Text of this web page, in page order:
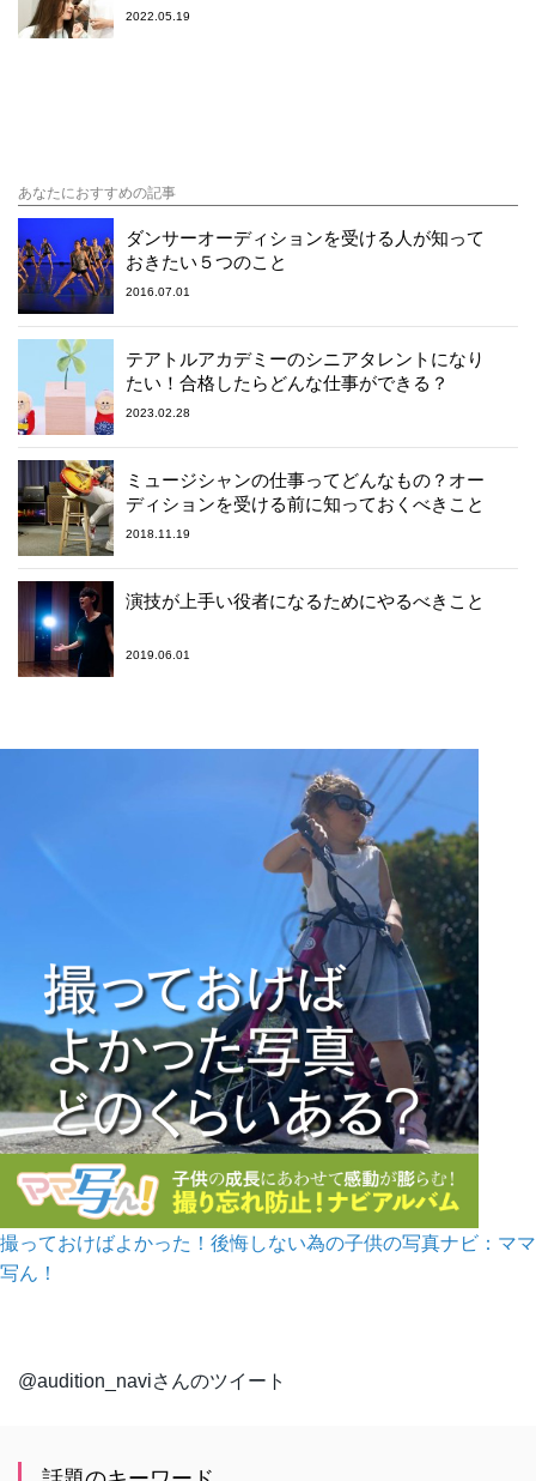
2022.05.19
あなたにおすすめの記事
ダンサーオーディションを受ける人が知って
おきたい５つのこと
2016.07.01
テアトルアカデミーのシニアタレントになり
たい！合格したらどんな仕事ができる？
2023.02.28
ミュージシャンの仕事ってどんなもの？オー
ディションを受ける前に知っておくべきこと
2018.11.19
演技が上手い役者になるためにやるべきこと
2019.06.01
撮っておけばよかった！後悔しない為の子供の写真ナビ：ママ
写ん！
@audition_naviさんのツイート